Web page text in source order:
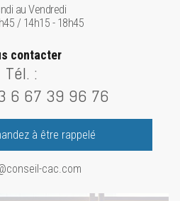
au Vendredi
/ 14h15 - 18h45
contacter
Tél. :
6 67 39 96 76
à être rappelé
cac.com